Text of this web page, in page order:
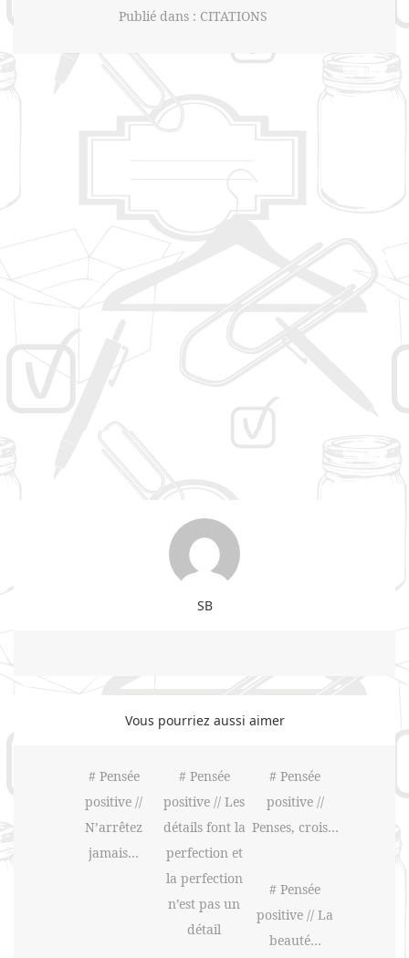
Publié dans : CITATIONS
SB
Vous pourriez aussi aimer
# Pensée
positive //
N’arrêtez
jamais…
# Pensée
positive // Les
détails font la
perfection et
la perfection
n’est pas un
détail
# Pensée
positive //
Penses, crois…
# Pensée
positive // La
beauté…